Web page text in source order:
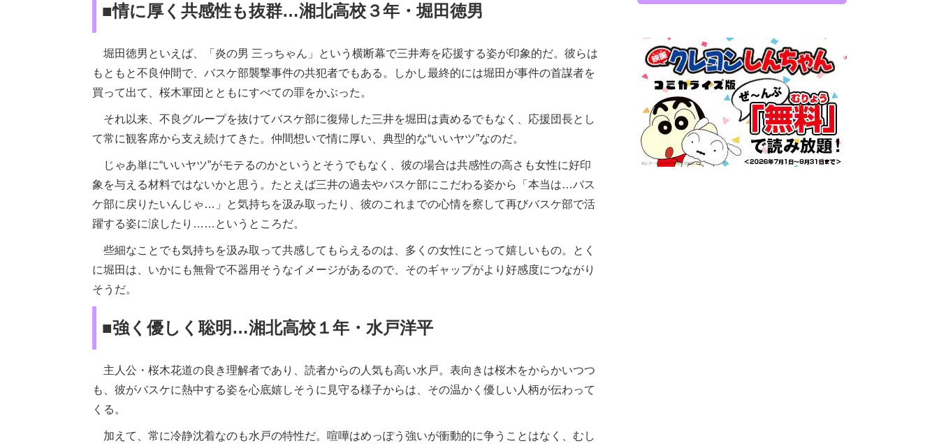
■情に厚く共感性も抜群…湘北高校３年・堀田徳男
堀田徳男といえば、「炎の男 三っちゃん」という横断幕で三井寿を応援する姿が印象的だ。彼らは
もともと不良仲間で、バスケ部襲撃事件の共犯者でもある。しかし最終的には堀田が事件の首謀者を
買って出て、桜木軍団とともにすべての罪をかぶった。
それ以来、不良グループを抜けてバスケ部に復帰した三井を堀田は責めるでもなく、応援団長とし
て常に観客席から支え続けてきた。仲間想いで情に厚い、典型的な“いいヤツ”なのだ。
じゃあ単に“いいヤツ”がモテるのかというとそうでもなく、彼の場合は共感性の高さも女性に好印
象を与える材料ではないかと思う。たとえば三井の過去やバスケ部にこだわる姿から「本当は…バス
ケ部に戻りたいんじゃ…」と気持ちを汲み取ったり、彼のこれまでの心情を察して再びバスケ部で活
躍する姿に涙したり……というところだ。
些細なことでも気持ちを汲み取って共感してもらえるのは、多くの女性にとって嬉しいもの。とく
に堀田は、いかにも無骨で不器用そうなイメージがあるので、そのギャップがより好感度につながり
そうだ。
■強く優しく聡明…湘北高校１年・水戸洋平
主人公・桜木花道の良き理解者であり、読者からの人気も高い水戸。表向きは桜木をからかいつつ
も、彼がバスケに熱中する姿を心底嬉しそうに見守る様子からは、その温かく優しい人柄が伝わって
くる。
加えて、常に冷静沈着なのも水戸の特性だ。喧嘩はめっぽう強いが衝動的に争うことはなく、むし